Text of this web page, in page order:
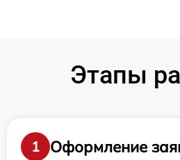
Этапы
1
Оформление